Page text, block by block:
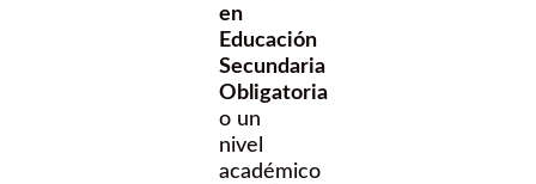
en
Educación
Secundaria
Obligatoria
o un
nivel
académico